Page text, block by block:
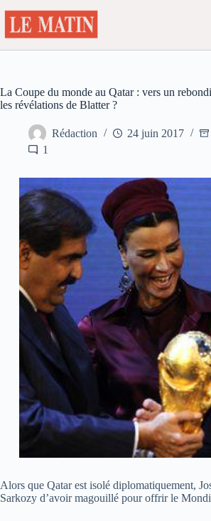
au
contenu
La Coupe du monde au Qatar : vers un
les révélations de Blatter ?
Rédaction 24 juin 2017
1
Alors que Qatar est isolé diplomatiquement,
Sarkozy d’avoir magouillé pour offrir le